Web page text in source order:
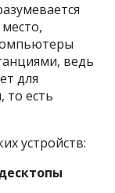
ведь
для
то есть
устройств: